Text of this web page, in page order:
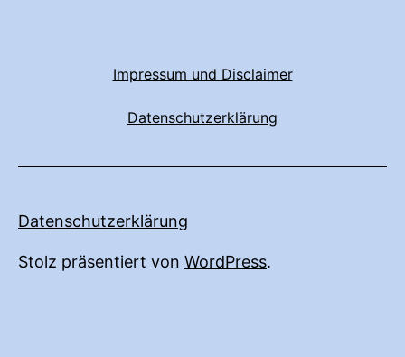
Impressum und Disclaimer
Datenschutzerklärung
Datenschutzerklärung
Stolz präsentiert von WordPress.